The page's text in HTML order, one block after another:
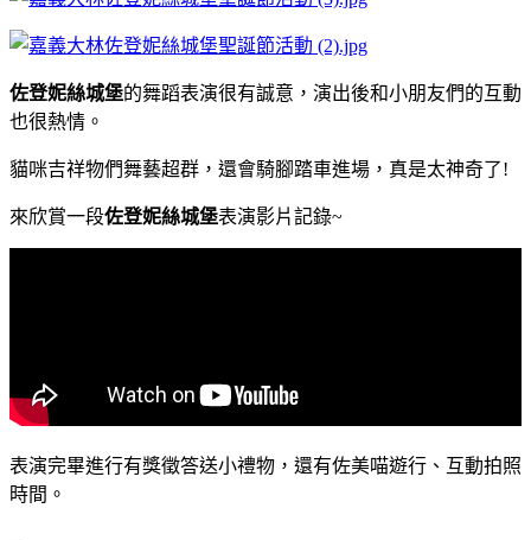
佐登妮絲城堡的舞蹈表演很有誠意，演出後和小朋友們的互動
也很熱情。
貓咪吉祥物們舞藝超群，還會騎腳踏車進場，真是太神奇了!
來欣賞一段佐登妮絲城堡表演影片記錄~
表演完畢進行有獎徵答送小禮物，還有佐美喵遊行、互動拍照
時間。